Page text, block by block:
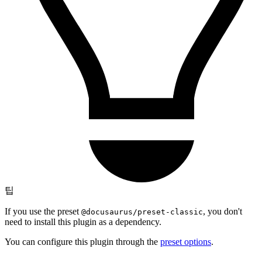
팁
If you use the preset @docusaurus/preset-classic, you don't
need to install this plugin as a dependency.
You can configure this plugin through the preset options.